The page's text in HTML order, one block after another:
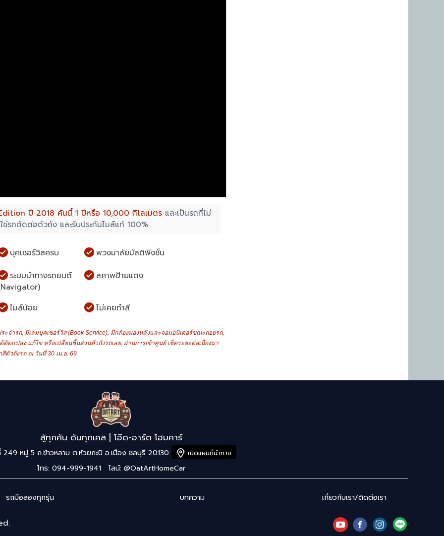
ปี 2018 คันนี้ 1 ปีหรือ 10,000 กิโลเมตรและเป็นรถที่ไม่
ช่รถตัดต่อตัวถัง และรับประกันไมล์แท้ 100%
บุคเซอร์วิสครบ พวงมาลัยมัลติฟังชั่น
ระบบนำทางรถยนต์
สภาพป้ายแดง
ไมล์น้อย ไม่เคยทำสี
จำรถ, มีเล่มบุคเซอร์วิส (Book Service), มีกล้องมองหลังและจอมอนิเตอร์ขณะถอยรถ,
ดแปลง แก้ไข หรือเปลี่ยนชิ้นส่วนตัวถังรถเลย, ผ่านการเข้าศูนย์ เช็คระยะต่อเนื่องมา
ตัวถังรถ ณ วันที่ 30 เม.ย. 69
สู้ทุกคัน ดันทุกเคส | โอ๊ด-อาร์ต โฮมคาร์
249 หมู่ 5 ถ.ข้าวหลาม ต.ห้วยกะปิ อ.เมือง ชลบุรี 20130 เปิดแผนที่นำทาง
โทร: 094-999-1941 ไลน์: @OatArtHomeCar
รถมือสองทุกรุ่น บทความ เกี่ยวกับเรา/ติดต่อเรา